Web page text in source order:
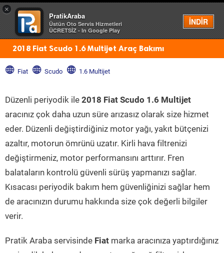
×
PratikAraba
Üstün Oto Servis Hizmetleri
ÜCRETSİZ - In Google Play
İNDİR
Menü
2018 Fiat Scudo 1.6 Multijet Araç Bakımı
Fiat Scudo 1.6 Multijet
Düzenli periyodik ile 2018 Fiat Scudo 1.6 Multijet
aracınız çok daha uzun süre arızasız olarak size hizmet
eder. Düzenli değiştirdiğiniz motor yağı, yakıt bütçenizi
azaltır, motorun ömrünü uzatır. Kirli hava filtrenizi
değiştirmeniz, motor performansını arttırır. Fren
balataların kontrolü güvenli sürüş yapmanızı sağlar.
Kısacası periyodik bakım hem güvenliğinizi sağlar hem
de aracınızın durumu hakkında size çok değerli bilgiler
verir.
Pratik Araba servisinde Fiat marka aracınıza yaptırdığınız